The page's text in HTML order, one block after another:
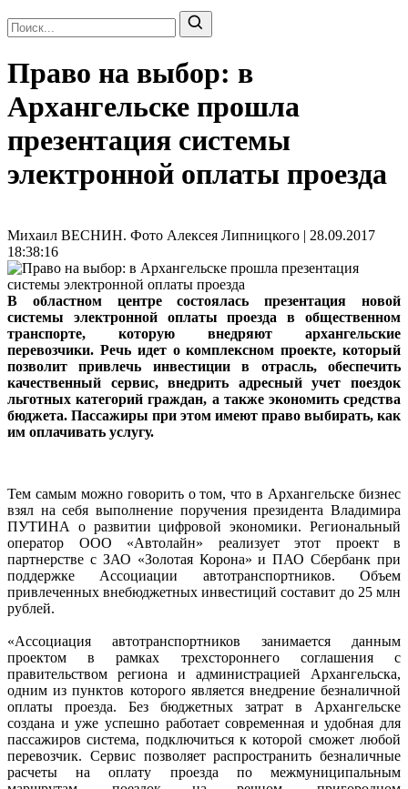
Право на выбор: в
Архангельске прошла
презентация системы
электронной оплаты проезда
Михаил ВЕСНИН. Фото Алексея Липницкого | 28.09.2017
18:38:16
В областном центре состоялась презентация новой
системы электронной оплаты проезда в общественном
транспорте, которую внедряют архангельские
перевозчики. Речь идет о комплексном проекте, который
позволит привлечь инвестиции в отрасль, обеспечить
качественный сервис, внедрить адресный учет поездок
льготных категорий граждан, а также экономить средства
бюджета. Пассажиры при этом имеют право выбирать, как
им оплачивать услугу.
Тем самым можно говорить о том, что в Архангельске бизнес
взял на себя выполнение поручения президента Владимира
ПУТИНА о развитии цифровой экономики. Региональный
оператор ООО «Автолайн» реализует этот проект в
партнерстве с ЗАО «Золотая Корона» и ПАО Сбербанк при
поддержке Ассоциации автотранспортников. Объем
привлеченных внебюджетных инвестиций составит до 25 млн
рублей.
«Ассоциация автотранспортников занимается данным
проектом в рамках трехстороннего соглашения с
правительством региона и администрацией Архангельска,
одним из пунктов которого является внедрение безналичной
оплаты проезда. Без бюджетных затрат в Архангельске
создана и уже успешно работает современная и удобная для
пассажиров система, подключиться к которой сможет любой
перевозчик. Сервис позволяет распространить безналичные
расчеты на оплату проезда по межмуниципальным